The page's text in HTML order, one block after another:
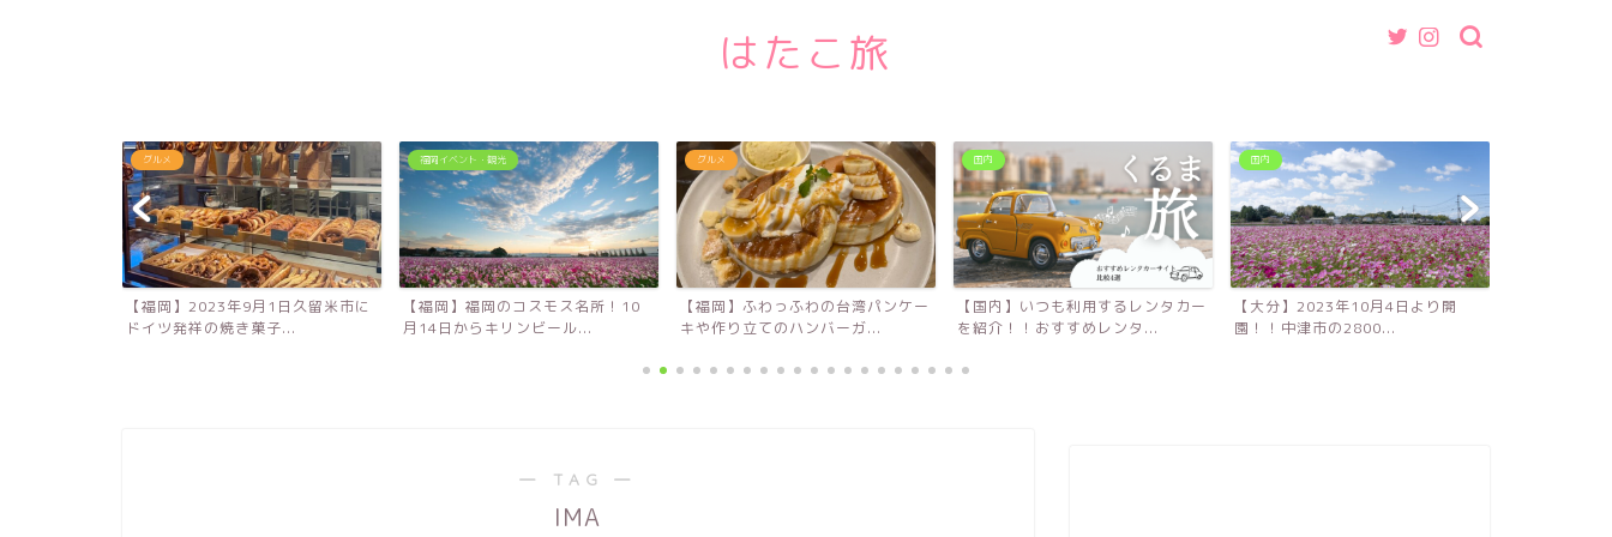
はたこ旅
グルメ
【福岡】2023年9月1日久留米市に
ドイツ発祥の焼き菓子...
福岡イベント・観光
【福岡】福岡のコスモス名所！10
月14日からキリンビール...
グルメ
【福岡】ふわっふわの台湾パンケー
キや作り立てのハンバーガ...
国内
【国内】いつも利用するレンタカー
を紹介！！おすすめレンタ...
国内
【大分】2023年10月4日より開
園！！中津市の2800...
― TAG ―
IMA